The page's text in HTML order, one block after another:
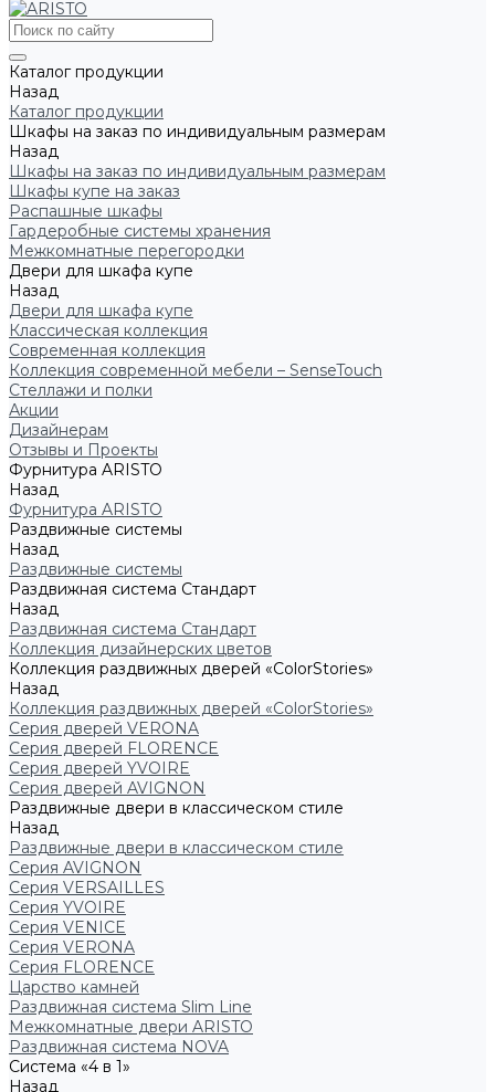
Каталог продукции
Назад
Каталог продукции
Шкафы на заказ по индивидуальным размерам
Назад
Шкафы на заказ по индивидуальным размерам
Шкафы купе на заказ
Распашные шкафы
Гардеробные системы хранения
Межкомнатные перегородки
Двери для шкафа купе
Назад
Двери для шкафа купе
Классическая коллекция
Современная коллекция
Коллекция современной мебели – SenseTouch
Стеллажи и полки
Акции
Дизайнерам
Отзывы и Проекты
Фурнитура ARISTO
Назад
Фурнитура ARISTO
Раздвижные системы
Назад
Раздвижные системы
Раздвижная система Стандарт
Назад
Раздвижная система Стандарт
Коллекция дизайнерских цветов
Коллекция раздвижных дверей «ColorStories»
Назад
Коллекция раздвижных дверей «ColorStories»
Серия дверей VERONA
Серия дверей FLORENCE
Серия дверей YVOIRE
Серия дверей AVIGNON
Раздвижные двери в классическом стиле
Назад
Раздвижные двери в классическом стиле
Серия AVIGNON
Серия VERSAILLES
Серия YVOIRE
Серия VENICE
Серия VERONA
Серия FLORENCE
Царство камней
Раздвижная система Slim Line
Межкомнатные двери ARISTO
Раздвижная система NOVA
Система «4 в 1»
Назад